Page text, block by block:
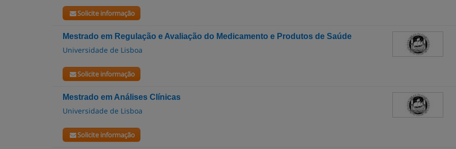
Solicite informação
Mestrado em Regulação e Avaliação do Medicamento e Produtos de Saúde
Universidade de Lisboa
Solicite informação
Mestrado em Análises Clínicas
Universidade de Lisboa
Solicite informação